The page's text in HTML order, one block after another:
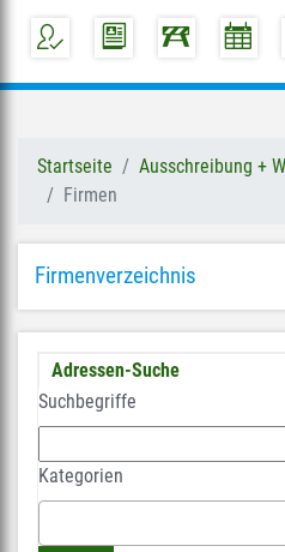
Startseite
Ausschreibung +
Firmen
Firmenverzeichnis
Adressen-Suche
Suchbegriffe
Kategorien